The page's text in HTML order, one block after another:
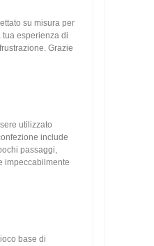
su misura per
esperienza di
Grazie
utilizzato
include
passaggi,
impeccabilmente
base di